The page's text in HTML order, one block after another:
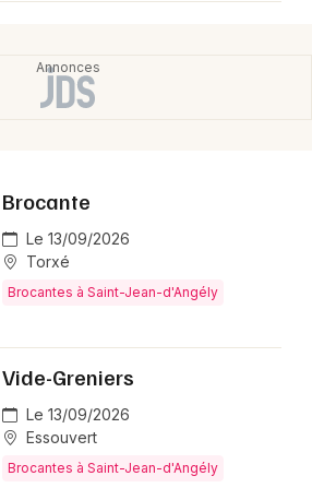
Maritime
Charente
Aquitaine
Brocante
Le 13/09/2026
Torxé
Brocantes à Saint-Jean-d'Angély
Vide-Greniers
Le 13/09/2026
Essouvert
Brocantes à Saint-Jean-d'Angély